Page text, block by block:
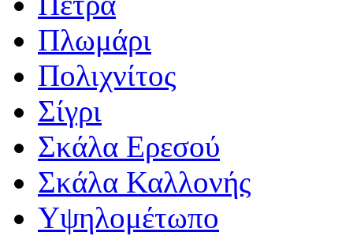
Πλωμάρι
Πολιχνίτος
Σίγρι
Σκάλα Ερεσού
Σκάλα Καλλονής
Υψηλομέτωπο